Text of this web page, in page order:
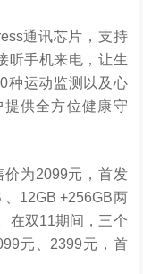
通讯芯片，支持
听手机来电，让生
种运动监测以及心
供全方位健康守
价为2099元，首发
12GB +256GB两
在双11期间，三个
元、2399元，首